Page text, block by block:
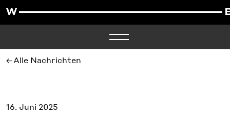
Alle Nachrichten
16. Juni 2025